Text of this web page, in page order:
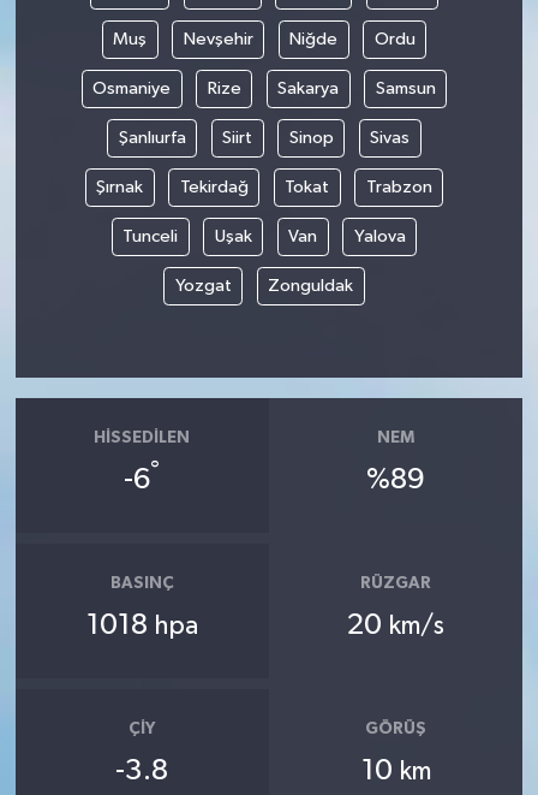
Muş Nevşehir Niğde Ordu
Osmaniye Rize Sakarya Samsun
Şanlıurfa Siirt Sinop Sivas
Şırnak Tekirdağ Tokat Trabzon
Tunceli Uşak Van Yalova
Yozgat Zonguldak
HISSEDILEN
-6°
NEM
%89
BASINÇ
1018 hpa
RÜZGAR
20 km/s
ÇIY
-3.8
GÖRÜŞ
10 km